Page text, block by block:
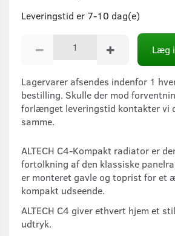
Leveringstid er 7-10 dag(e)
Læg
Lagervarer afsendes indenfor 1
bestilling. Skulle der mod
forlænget leveringstid kontakter vi
samme.
ALTECH C4-Kompakt radiator er
fortolkning af den klassiske
er monteret gavle og toprist for et
kompakt udseende.
ALTECH C4 giver ethvert hjem et
udtryk.